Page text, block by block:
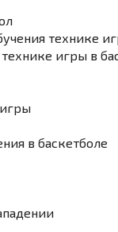
технике
игры в
в баскетболе